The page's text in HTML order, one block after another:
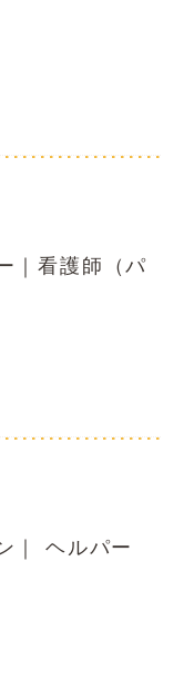
｜看護師（パ
｜ ヘルパー